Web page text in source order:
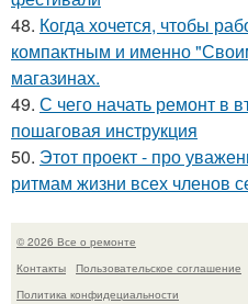
48. Когда хочется, чтобы
компактным и именно
магазинах.
49. С чего начать ремонт в
пошаговая инструкция
50. Этот проект - про
ритмам жизни всех членов
© 2026 Все о ремонте
Контакты
Пользовательское соглашение
Политика конфидециальности